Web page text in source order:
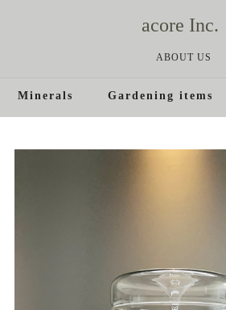
acore Inc.
ABOUT US
Minerals Gardening items